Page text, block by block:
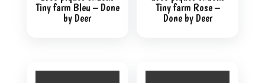
Tiny farm Bleu – Done
by Deer
Tiny farm Rose –
Done by Deer